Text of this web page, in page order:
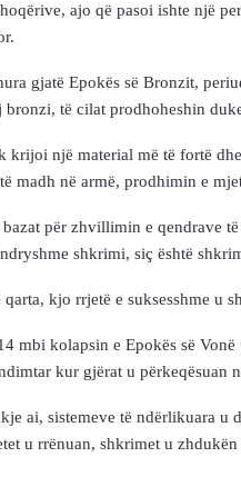
ajo që pasoi ishte një
gjatë Epokës së Bronzit,
të cilat prodhoheshin
një material më të fortë
madh në armë, prodhimin e
për zhvillimin e qendrave
shkrimi, siç është
qarta, kjo rrjetë e suksesshme u
mbi kolapsin e Epokës së
kur gjërat u përkeqësuan
ai, sistemeve të ndërlikuara u
u rrënuan, shkrimet u